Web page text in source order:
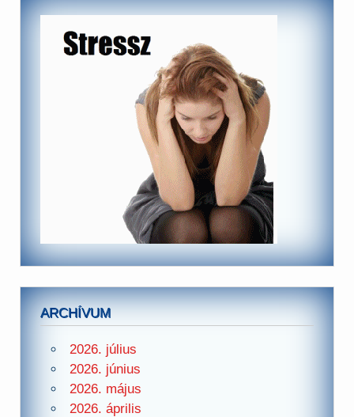
ARCHÍVUM
2026. július
2026. június
2026. május
2026. április